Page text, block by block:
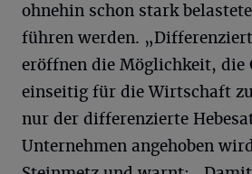
ohnehin schon stark
führen werden.
eröffnen die Möglichkeit, die
einseitig für die Wirtschaft
nur der differenzierte
Unternehmen angehoben